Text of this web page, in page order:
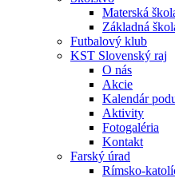
Materská
Základná
Futbalový klub
KST Slovenský raj
O nás
Akcie
Kalendár
Aktivity
Fotogaléria
Kontakt
Farský úrad
Rímsko-